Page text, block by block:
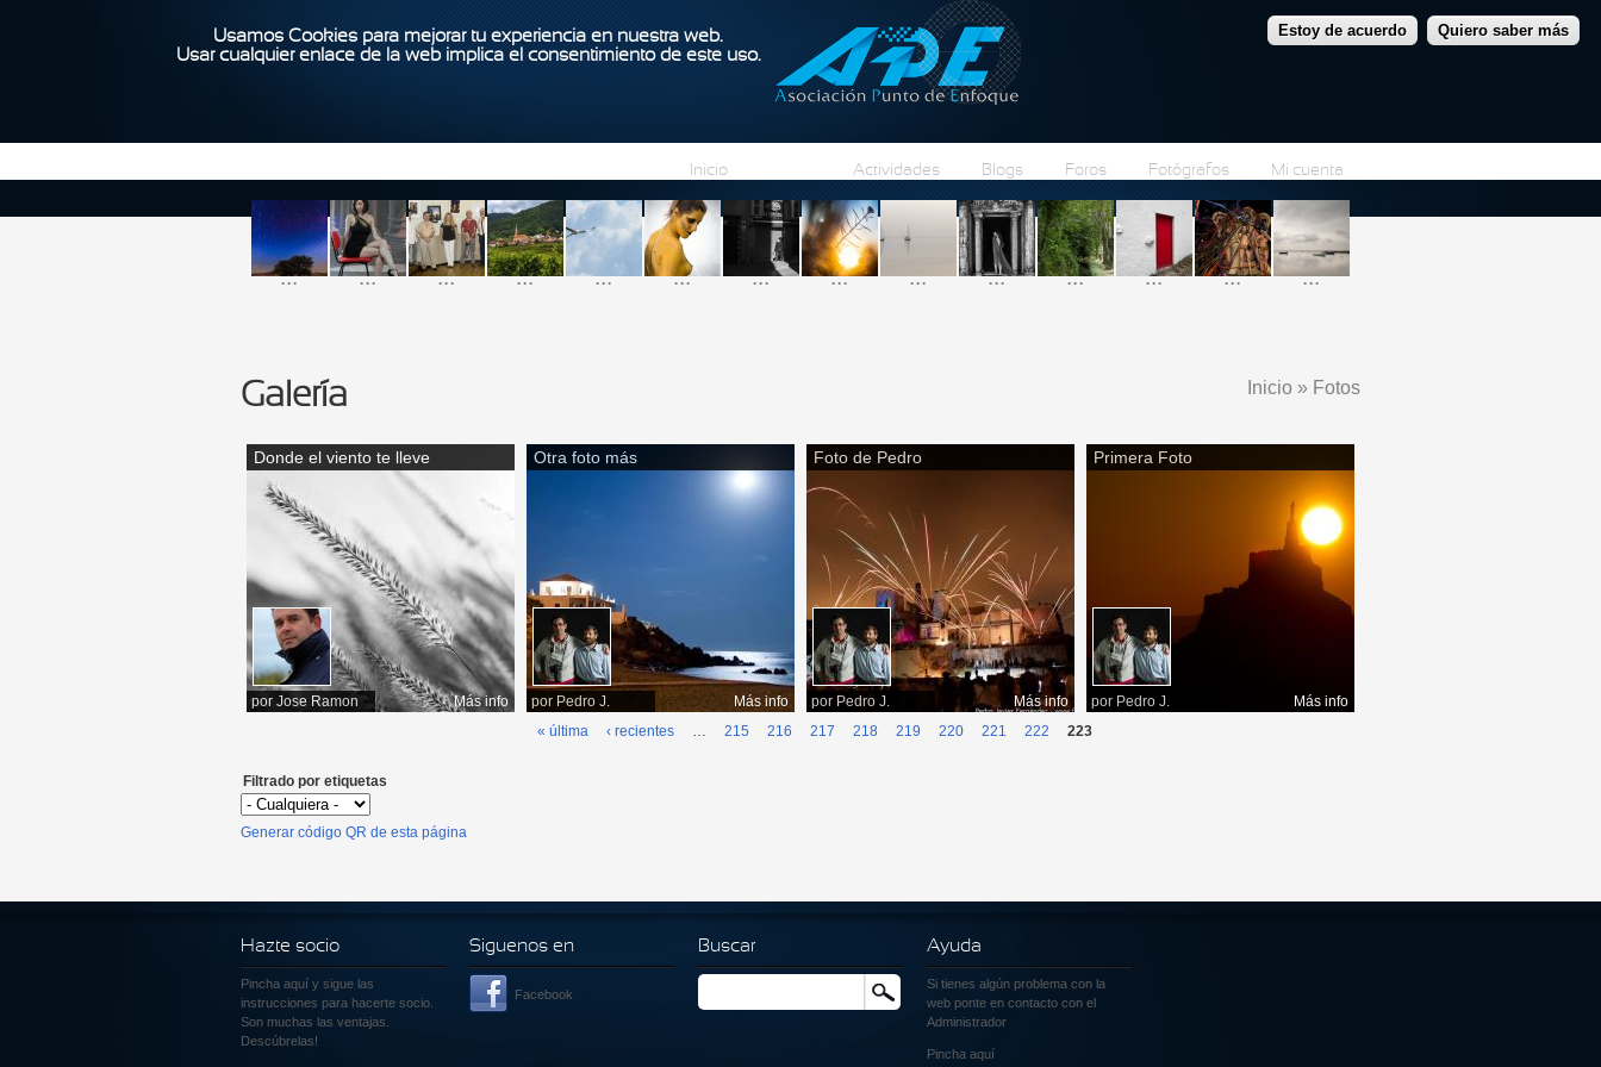
Usamos Cookies para mejorar tu experiencia en nuestra web.
Usar cualquier enlace de la web implica el consentimiento de este uso.
Estoy de acuerdo Quiero saber más
Pasar al contenido principal
Inicio Actividades Blogs Foros Fotógrafos Mi cuenta
... ... ... ... ... ... ... ... ... ... ... ... ... ...
Inicio » Fotos
Galería
Donde el viento te lleve
por Jose Ramon Más info
Otra foto más
por Pedro J. Más info
Foto de Pedro
por Pedro J. Más info
Primera Foto
por Pedro J. Más info
Páginas
« última ‹ recientes … 215 216 217 218 219 220 221 222 223
Filtrado por etiquetas
Generar código QR de esta página
Hazte socio
Pincha aquí y sigue las
instrucciones para hacerte socio.
Son muchas las ventajas.
Descúbrelas!
Siguenos en
Facebook
Buscar
Buscar
Ayuda
Si tienes algún problema con la
web ponte en contacto con el
Administrador
Pincha aquí